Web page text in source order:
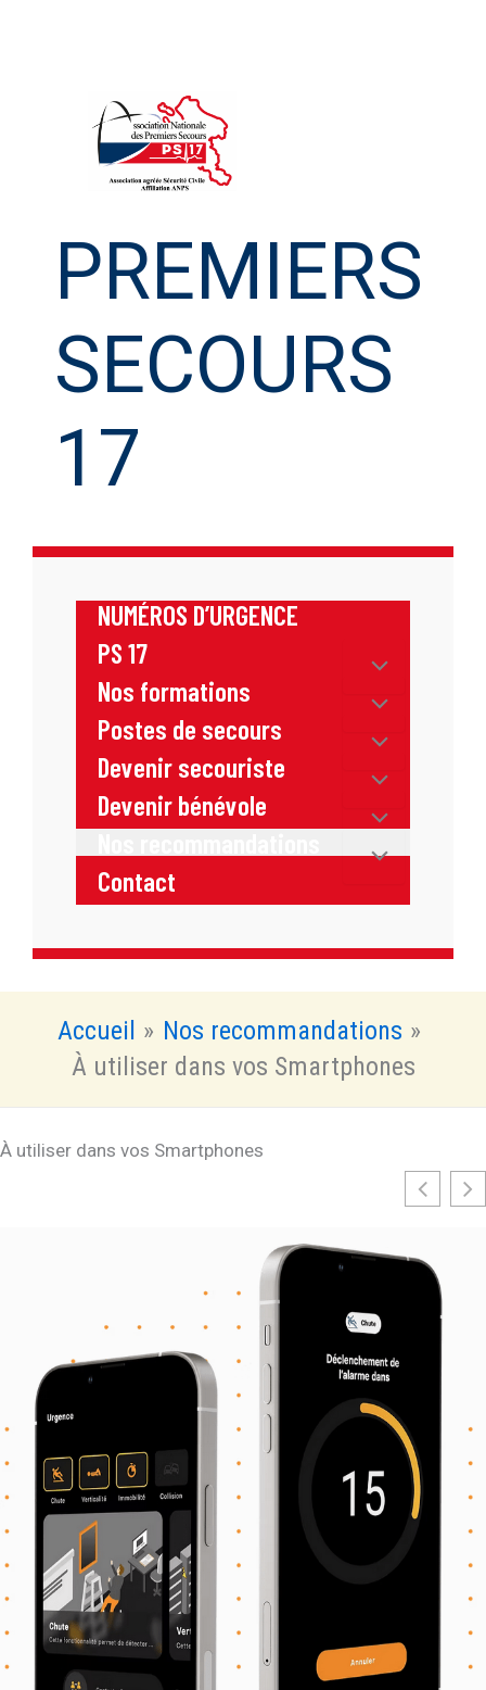
PREMIERS
SECOURS
17
NUMÉROS D’URGENCE
PS 17
Nos formations
Postes de secours
Devenir secouriste
Devenir bénévole
Contact
Accueil
Nos recommandations
À utiliser dans vos Smartphones
À utiliser dans vos Smartphones